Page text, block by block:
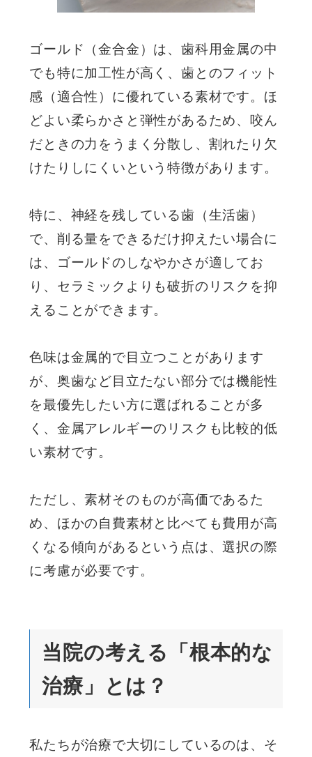
ゴールド（金合金）は、歯科用金属の中
でも特に加工性が高く、歯とのフィット
感（適合性）に優れている素材です。ほ
どよい柔らかさと弾性があるため、咬ん
だときの力をうまく分散し、割れたり欠
けたりしにくいという特徴があります。
特に、神経を残している歯（生活歯）
で、削る量をできるだけ抑えたい場合に
は、ゴールドのしなやかさが適してお
り、セラミックよりも破折のリスクを抑
えることができます。
色味は金属的で目立つことがあります
が、奥歯など目立たない部分では機能性
を最優先したい方に選ばれることが多
く、金属アレルギーのリスクも比較的低
い素材です。
ただし、素材そのものが高価であるた
め、ほかの自費素材と比べても費用が高
くなる傾向があるという点は、選択の際
に考慮が必要です。
当院の考える「根本的な
治療」とは？
私たちが治療で大切にしているのは、そ